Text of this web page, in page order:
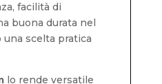
facilità di
buona durata nel
scelta pratica
lo rende versatile